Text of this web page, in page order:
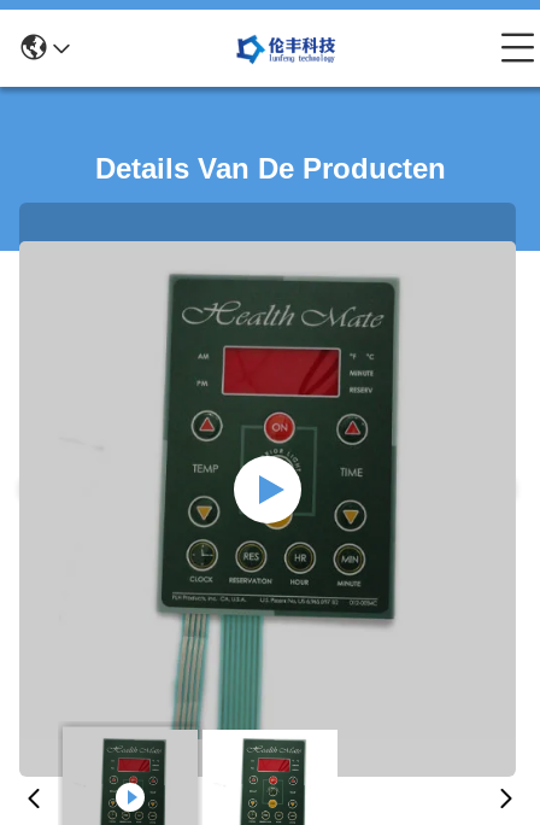
Details Van De Producten